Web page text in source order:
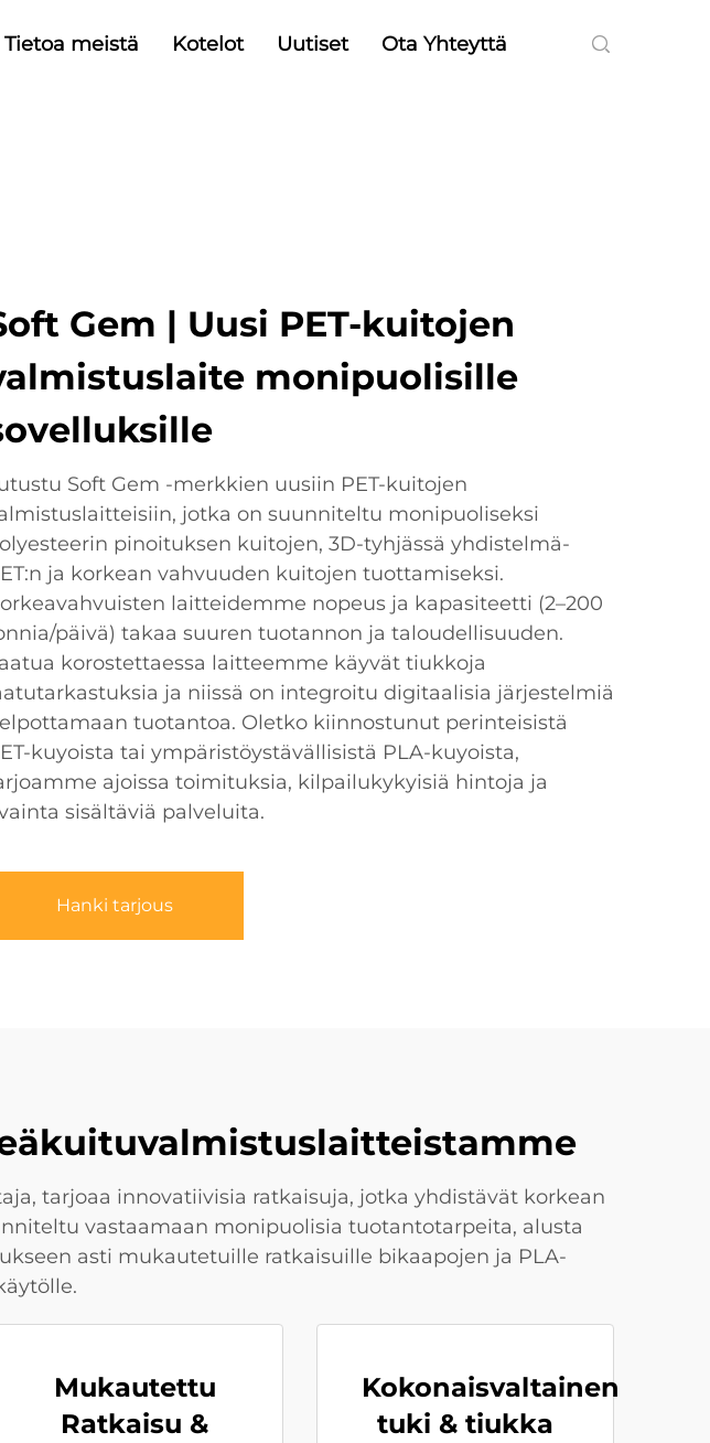
Tietoa meistä Kotelot Uutiset Ota Yhteyttä
Gem | Uusi PET-kuitojen
monipuolisille
Soft Gem -merkkien uusiin PET-kuitojen
jotka on suunniteltu monipuoliseksi
pinoituksen kuitojen, 3D-tyhjässä yhdistelmä-
ja korkean vahvuuden kuitojen tuottamiseksi.
laitteidemme nopeus ja kapasiteetti (2–200
päivä) takaa suuren tuotannon ja taloudellisuuden.
korostettaessa laitteemme käyvät tiukkoja
ja niissä on integroitu digitaalisia järjestelmiä
tuotantoa. Oletko kiinnostunut perinteisistä
kuyoista tai ympäristöystävällisistä PLA-kuyoista,
ajoissa toimituksia, kilpailukykyisiä hintoja ja
sisältäviä palveluita.
Hanki tarjous
tarjoaa innovatiivisia ratkaisuja, jotka yhdistävät korkean
vastaamaan monipuolisia tuotantotarpeita, alusta
asti mukautetuille ratkaisuille bikaapojen ja PLA-
Mukautettu
Ratkaisu &
Kokonaisvaltainen
tuki & tiukka